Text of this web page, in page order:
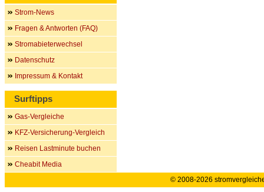
Strom-News
Fragen & Antworten (FAQ)
Stromabieterwechsel
Datenschutz
Impressum & Kontakt
Surftipps
Gas-Vergleiche
KFZ-Versicherung-Vergleich
Reisen Lastminute buchen
Cheabit Media
© 2008-2026